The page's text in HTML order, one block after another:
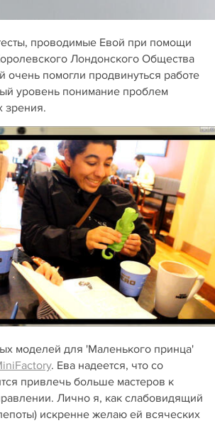
проводимые Евой при помощи
Лондонского Общества
помогли продвинуться работе
уровень понимание проблем
моделей для 'Маленького принца'
. Ева надеется, что со
привлечь больше мастеров к
Лично я, как слабовидящий
искренне желаю ей всяческих